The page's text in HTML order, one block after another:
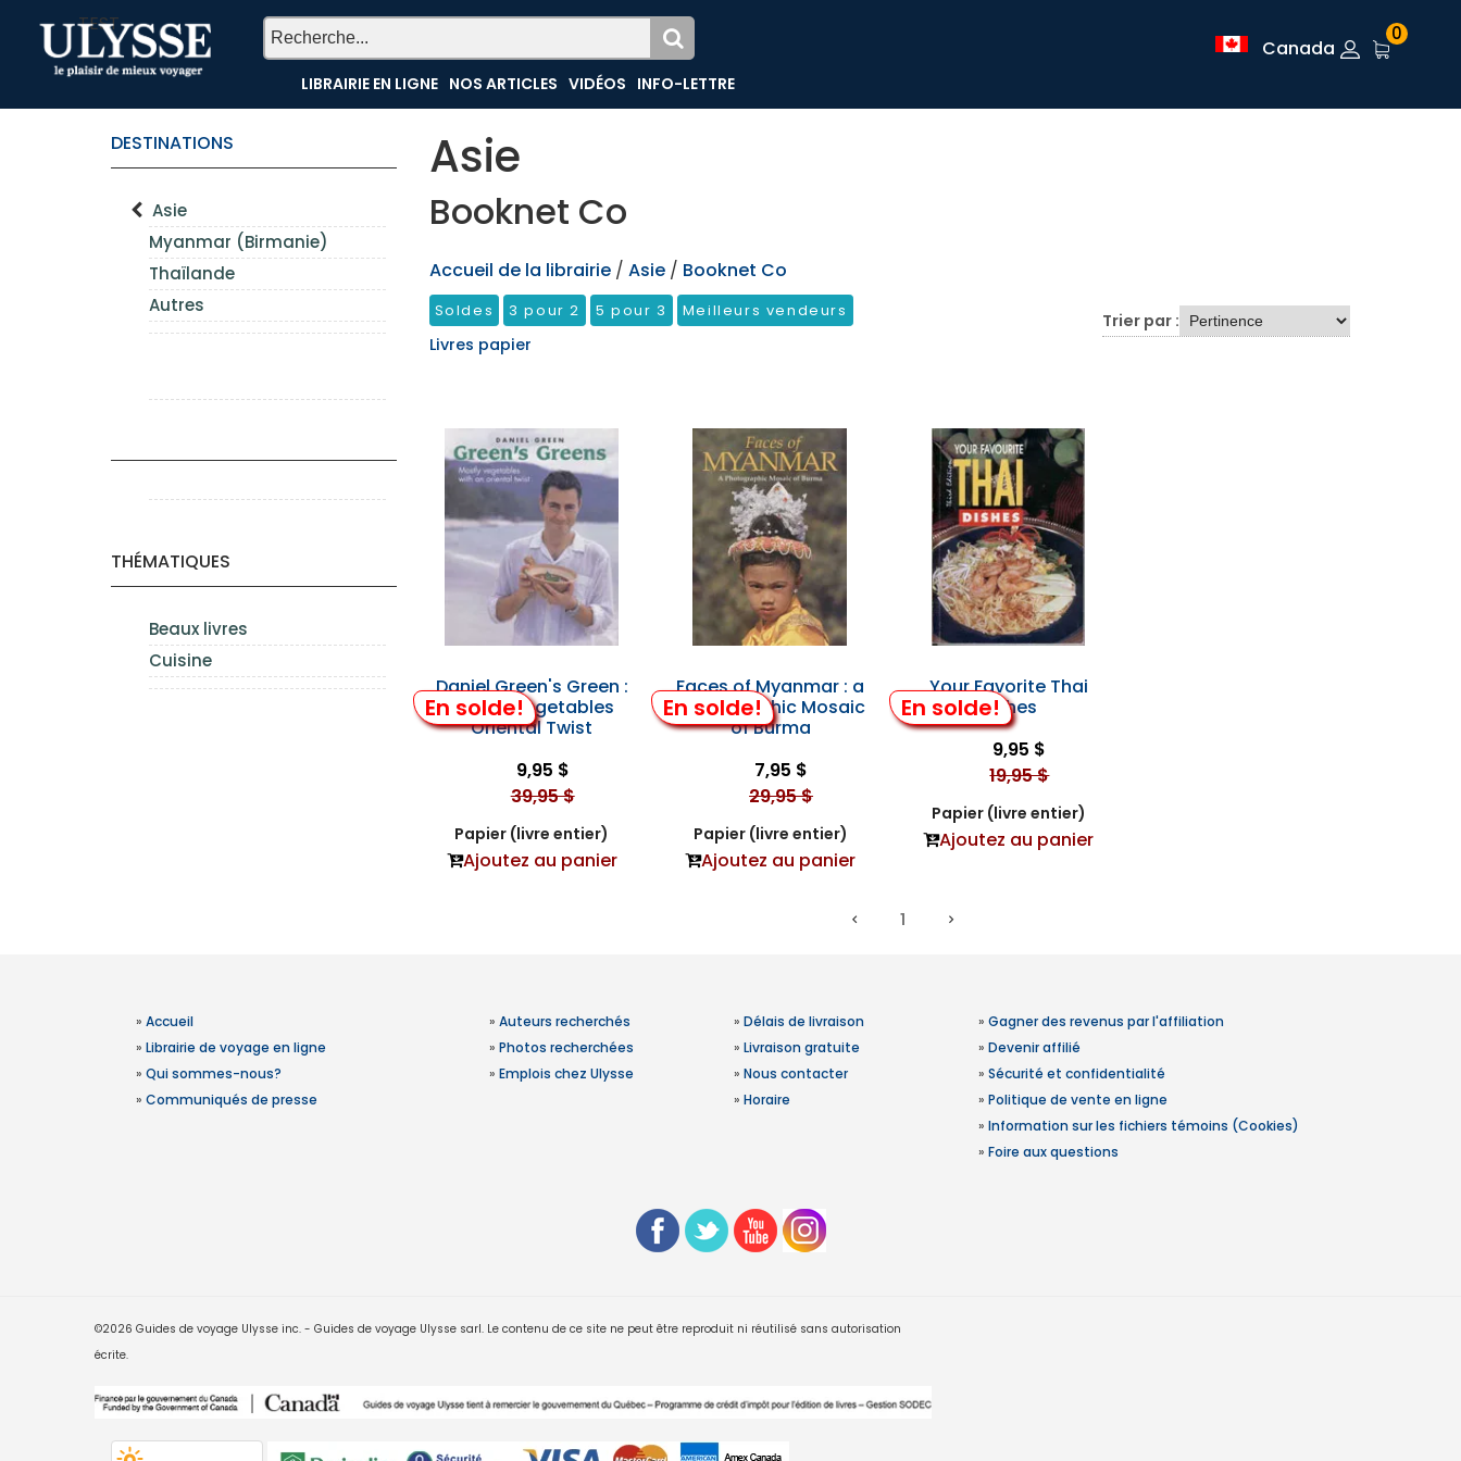
TEST
LIBRAIRIE EN LIGNE NOS ARTICLES VIDÉOS INFO-LETTRE
Canada
0
DESTINATIONS
Asie
Myanmar (Birmanie)
Thaïlande
Autres
THÉMATIQUES
Beaux livres
Cuisine
Asie
Booknet Co
Accueil de la librairie / Asie / Booknet Co
Soldes 3 pour 2 5 pour 3 Meilleurs vendeurs
Livres papier
Trier par :
En solde!
Daniel Green's Green :
Mostly Vegetables
Oriental Twist
9,95 $
39,95 $
Papier (livre entier)
Ajoutez au panier
En solde!
Faces of Myanmar : a
Photographic Mosaic
of Burma
7,95 $
29,95 $
Papier (livre entier)
Ajoutez au panier
En solde!
Your Favorite Thai
Dishes
9,95 $
19,95 $
Papier (livre entier)
Ajoutez au panier
1
» Accueil
» Librairie de voyage en ligne
» Qui sommes-nous?
» Communiqués de presse
» Auteurs recherchés
» Photos recherchées
» Emplois chez Ulysse
» Délais de livraison
» Livraison gratuite
» Nous contacter
» Horaire
» Gagner des revenus par l'affiliation
» Devenir affilié
» Sécurité et confidentialité
» Politique de vente en ligne
» Information sur les fichiers témoins (Cookies)
» Foire aux questions
©2026 Guides de voyage Ulysse inc. - Guides de voyage Ulysse sarl. Le contenu de ce site ne peut être reproduit ni réutilisé sans autorisation
écrite.